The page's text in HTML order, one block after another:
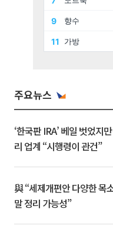
주요뉴스
‘한국판 IRA’ 베일 벗었지
리 업계 “시행령이 관건”
與 “세제개편안 다양한 목
말 정리 가능성”